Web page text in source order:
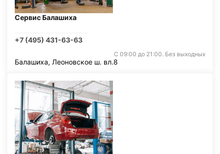
Сервис Балашиха
+7 (495) 431-63-63
С 09:00 до 21:00. Без выходных
Балашиха, Леоновское ш. вл.8